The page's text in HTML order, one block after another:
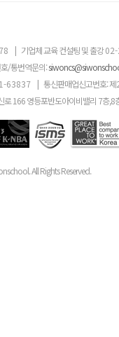
| 기업체 교육 컨설팅 및 출강
/통번역문의:
63837 | 통신판매업신고번호: 제
로 166 영등포반도아이비밸리 7층,8
All Rights Reserved.